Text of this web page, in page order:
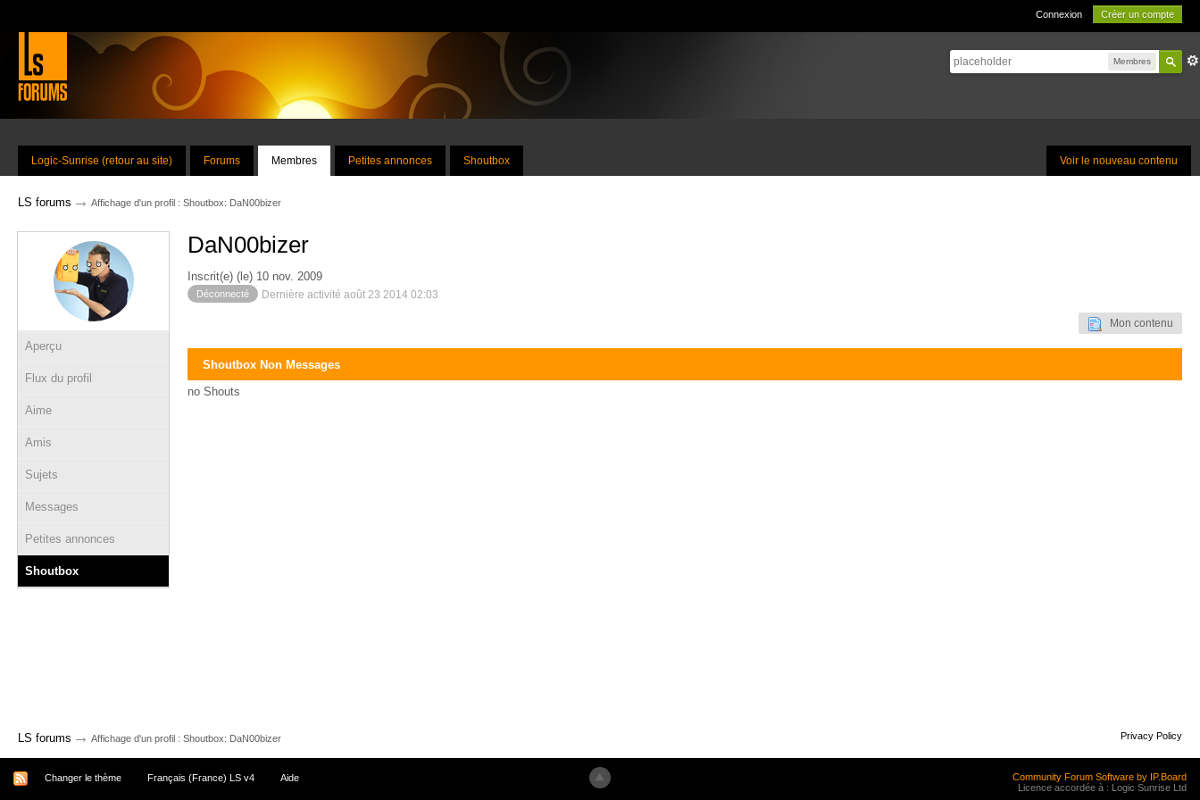
Connexion Créer un compte
Membres
Voir le nouveau contenu
Logic-Sunrise (retour au site) Forums Membres Petites annonces Shoutbox
LS forums → Affichage d'un profil : Shoutbox: DaN00bizer
Aperçu
Flux du profil
Aime
Amis
Sujets
Messages
Petites annonces
Shoutbox
DaN00bizer
Inscrit(e) (le) 10 nov. 2009
Déconnecté Dernière activité août 23 2014 02:03
Mon contenu
Shoutbox Non Messages
no Shouts
LS forums → Affichage d'un profil : Shoutbox: DaN00bizer Privacy Policy
Changer le thème Français (France) LS v4 Aide
Community Forum Software by IP.Board
Licence accordée à : Logic Sunrise Ltd